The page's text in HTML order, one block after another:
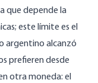
que depende la
este límite es el
argentino alcanzó
prefieren desde
otra moneda: el